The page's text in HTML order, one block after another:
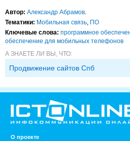
Автор: Александр Абрамов
Тематики: Мобильная связь ПО
Ключевые слова: программное
обеспечение для мобильных телефонов
А ЗНАЕТЕ ЛИ ВЫ, ЧТО:
Продвижение сайтов Спб
О проекте